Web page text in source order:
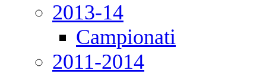
2013-14
Campionati
2011-2014